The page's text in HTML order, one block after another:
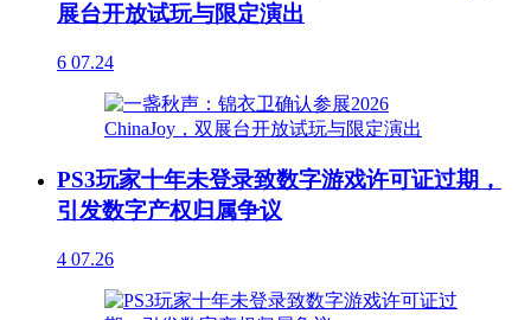
展台开放试玩与限定演出
6 07.24
PS3玩家十年未登录致数字游戏许可证过期，
引发数字产权归属争议
4 07.26